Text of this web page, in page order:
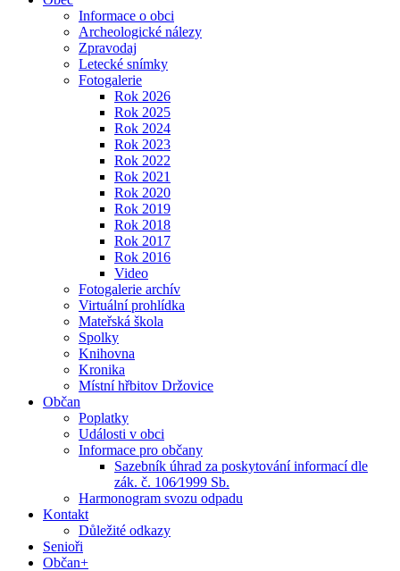
Informace o obci
Archeologické nálezy
Zpravodaj
Letecké snímky
Fotogalerie
Rok 2026
Rok 2025
Rok 2024
Rok 2023
Rok 2022
Rok 2021
Rok 2020
Rok 2019
Rok 2018
Rok 2017
Rok 2016
Video
Fotogalerie archív
Virtuální prohlídka
Mateřská škola
Spolky
Knihovna
Kronika
Místní hřbitov Držovice
Občan
Poplatky
Události v obci
Informace pro občany
Sazebník úhrad za poskytování informací dle
zák. č. 106⁄1999 Sb.
Harmonogram svozu odpadu
Kontakt
Důležité odkazy
Senioři
Občan+